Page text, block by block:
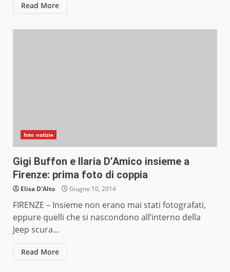
Read More
foto notizie
Gigi Buffon e Ilaria D’Amico insieme a
Firenze: prima foto di coppia
Elisa D'Alto Giugno 10, 2014
FIRENZE – Insieme non erano mai stati fotografati,
eppure quelli che si nascondono all’interno della
Jeep scura...
Read More